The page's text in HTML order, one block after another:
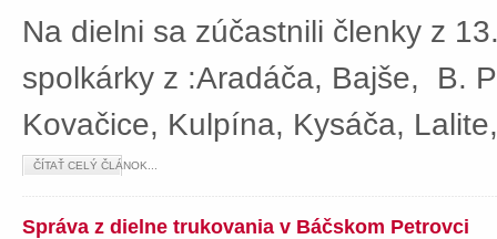
Na dielni sa zúčastnili členky z
spolkárky z :Aradáča, Bajše, B.
Kovačice, Kulpína, Kysáča,
ČÍTAŤ CELÝ ČLÁNOK...
Správa z dielne trukovania v Báčskom Petrovci